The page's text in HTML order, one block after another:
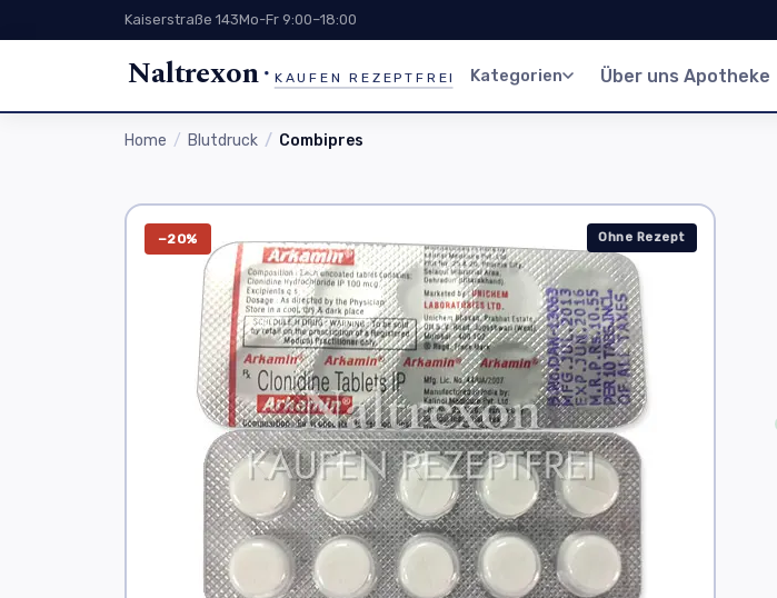
Kaiserstraße 143Mo-Fr 9:00–18:00
Naltrexon KAUFEN REZEPTFREI Kategorien Über uns Apotheke
Home Blutdruck Combipres
−20% Ohne Rezept